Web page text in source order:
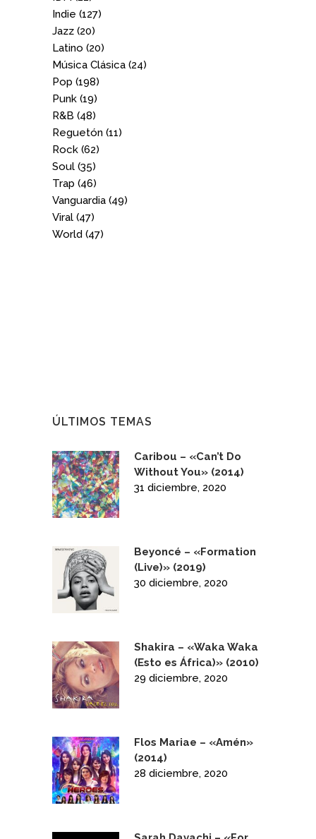
Indie (127)
Jazz (20)
Latino (20)
Música Clásica (24)
Pop (198)
Punk (19)
R&B (48)
Reguetón (11)
Rock (62)
Soul (35)
Trap (46)
Vanguardia (49)
Viral (47)
World (47)
ÚLTIMOS TEMAS
Caribou – «Can’t Do
Without You» (2014)
31 diciembre, 2020
Beyoncé – «Formation
(Live)» (2019)
30 diciembre, 2020
Shakira – «Waka Waka
(Esto es África)» (2010)
29 diciembre, 2020
Flos Mariae – «Amén»
(2014)
28 diciembre, 2020